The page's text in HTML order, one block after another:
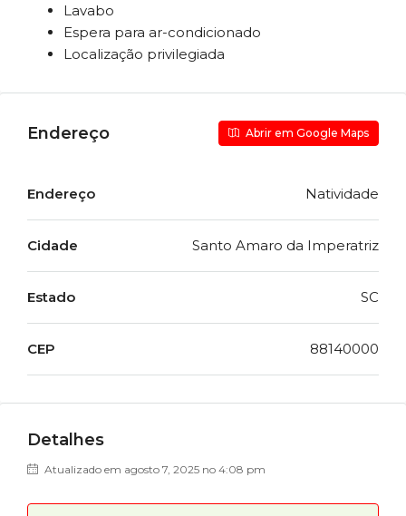
Lavabo
Espera para ar-condicionado
Localização privilegiada
Endereço Abrir em Google Maps
Endereço Natividade
Cidade Santo Amaro da Imperatriz
Estado SC
CEP 88140000
Detalhes
Atualizado em agosto 7, 2025 no 4:08 pm